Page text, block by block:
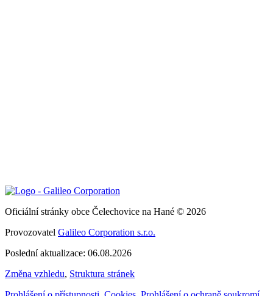
Oficiální stránky obce Čelechovice na Hané © 2026
Provozovatel Galileo Corporation s.r.o.
Poslední aktualizace: 06.08.2026
Změna vzhledu, Struktura stránek